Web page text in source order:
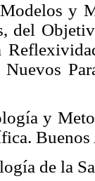
y
del
y
Buenos
de la